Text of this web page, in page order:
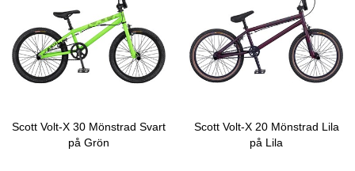
Scott Volt-X 30 Mönstrad Svart
på Grön
Scott Volt-X 20 Mönstrad Lila
på Lila